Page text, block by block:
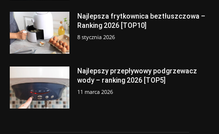
Najlepsza frytkownica beztłuszczowa –
Ranking 2026 [TOP10]
8 stycznia 2026
Najlepszy przepływowy podgrzewacz
wody – ranking 2026 [TOP5]
11 marca 2026